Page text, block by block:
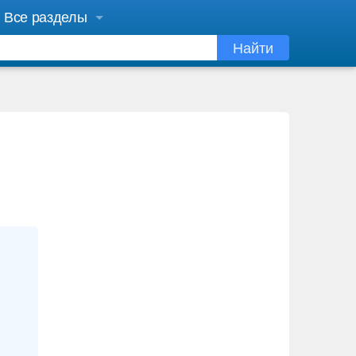
Все разделы
Найти